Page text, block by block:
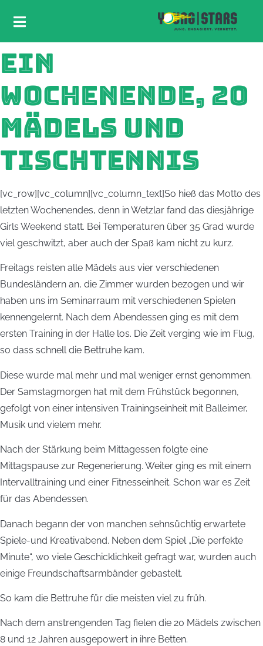
EIN
WOCHENENDE, 20
MÄDELS UND
TISCHTENNIS
[vc_row][vc_column][vc_column_text]So hieß das Motto des
letzten Wochenendes, denn in Wetzlar fand das diesjährige
Girls Weekend statt. Bei Temperaturen über 35 Grad wurde
viel geschwitzt, aber auch der Spaß kam nicht zu kurz.
Freitags reisten alle Mädels aus vier verschiedenen
Bundesländern an, die Zimmer wurden bezogen und wir
haben uns im Seminarraum mit verschiedenen Spielen
kennengelernt. Nach dem Abendessen ging es mit dem
ersten Training in der Halle los. Die Zeit verging wie im Flug,
so dass schnell die Bettruhe kam.
Diese wurde mal mehr und mal weniger ernst genommen.
Der Samstagmorgen hat mit dem Frühstück begonnen,
gefolgt von einer intensiven Trainingseinheit mit Balleimer,
Musik und vielem mehr.
Nach der Stärkung beim Mittagessen folgte eine
Mittagspause zur Regenerierung. Weiter ging es mit einem
Intervalltraining und einer Fitnesseinheit. Schon war es Zeit
für das Abendessen.
Danach begann der von manchen sehnsüchtig erwartete
Spiele-und Kreativabend. Neben dem Spiel „Die perfekte
Minute“, wo viele Geschicklichkeit gefragt war, wurden auch
einige Freundschaftsarmbänder gebastelt.
So kam die Bettruhe für die meisten viel zu früh.
Nach dem anstrengenden Tag fielen die 20 Mädels zwischen
8 und 12 Jahren ausgepowert in ihre Betten.